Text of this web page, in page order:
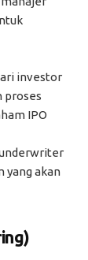
investor
proses
IPO
yang akan